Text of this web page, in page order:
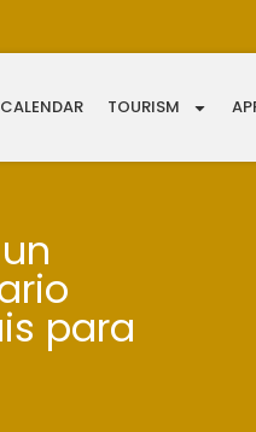
CALENDAR TOURISM
para